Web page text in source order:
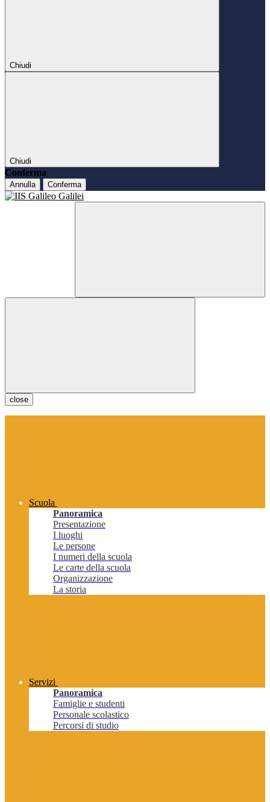
Chiudi
Chiudi
Conferma
Annulla Conferma
close
Scuola
Panoramica
Presentazione
I luoghi
Le persone
I numeri della scuola
Le carte della scuola
Organizzazione
La storia
Servizi
Panoramica
Famiglie e studenti
Personale scolastico
Percorsi di studio